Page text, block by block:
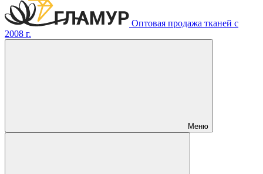
Оптовая продажа тканей с
2008 г.
Меню